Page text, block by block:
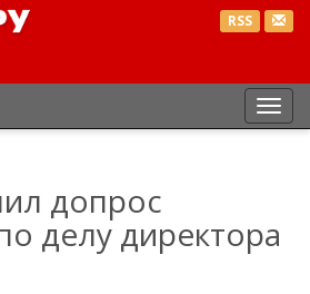
RSS
допрос
делу директора